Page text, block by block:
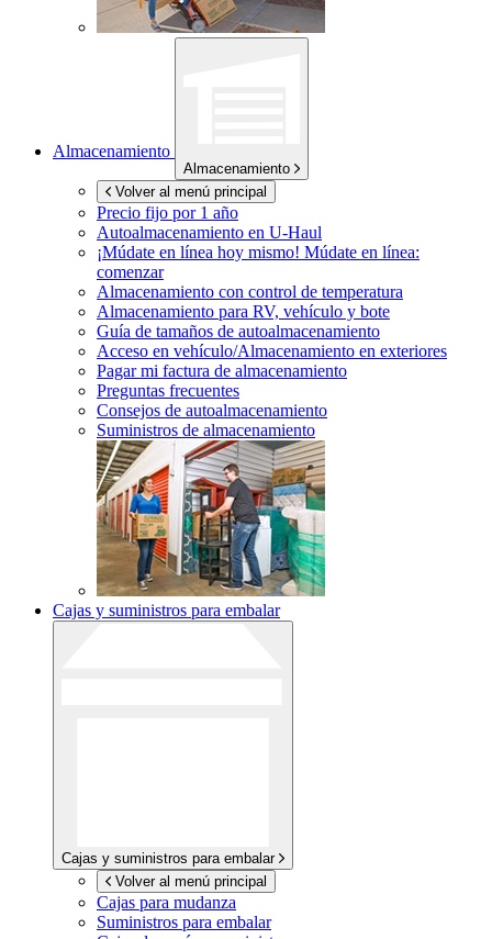
Almacenamiento
Almacenamiento
Volver al menú principal
Precio fijo por 1 año
Autoalmacenamiento en U-Haul
¡Múdate en línea hoy mismo! Múdate en línea:
comenzar
Almacenamiento con control de temperatura
Almacenamiento para RV, vehículo y bote
Guía de tamaños de autoalmacenamiento
Acceso en vehículo/Almacenamiento en exteriores
Pagar mi factura de almacenamiento
Preguntas frecuentes
Consejos de autoalmacenamiento
Suministros de almacenamiento
Cajas y suministros para embalar
Cajas y suministros para embalar
Volver al menú principal
Cajas para mudanza
Suministros para embalar